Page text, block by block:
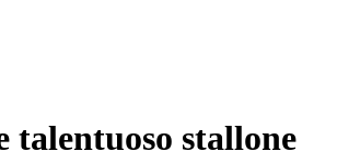
talentuoso stallone